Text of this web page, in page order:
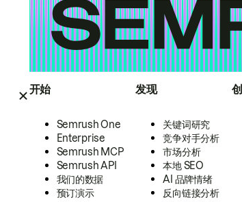
开始
Semrush One
Enterprise
Semrush MCP
Semrush API
我们的数据
预订演示
发现
关键词研究
竞争对手分析
市场分析
本地 SEO
AI 品牌情绪
反向链接分析